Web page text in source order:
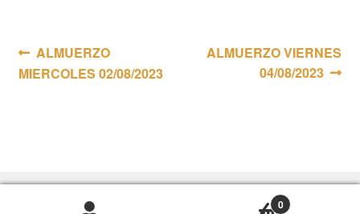
Navegación
de
Anterior:
ALMUERZO
MIERCOLES 02/08/2023
Siguiente:
ALMUERZO VIERNES
04/08/2023
0